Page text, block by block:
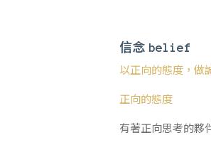
信念 belief
以正向的態度，做
正向的態度
有著正向思考的夥